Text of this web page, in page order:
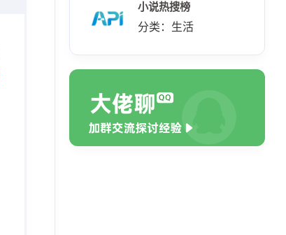
小说热搜榜
分类：生活